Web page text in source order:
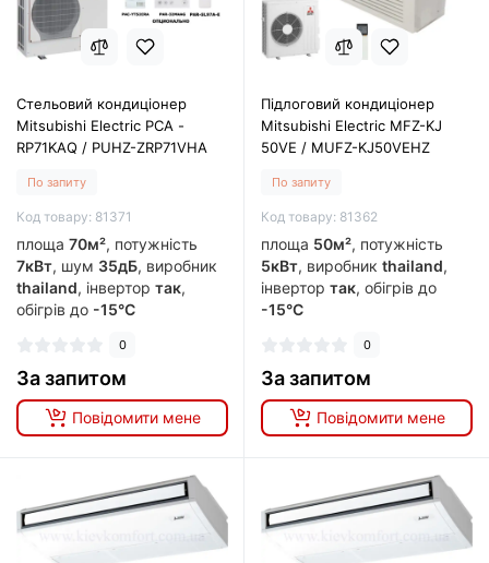
Стельовий кондиціонер
Mitsubishi Electric PCA -
RP71KAQ / PUHZ-ZRP71VHA
По запиту
Код товару: 81371
площа 70м², потужність
7кВт, шум 35дБ, виробник
thailand, інвертор так,
обігрів до -15°C
0
За запитом
Повідомити мене
Підлоговий кондиціонер
Mitsubishi Electric MFZ-KJ
50VE / MUFZ-KJ50VEHZ
По запиту
Код товару: 81362
площа 50м², потужність
5кВт, виробник thailand,
інвертор так, обігрів до
-15°C
0
За запитом
Повідомити мене